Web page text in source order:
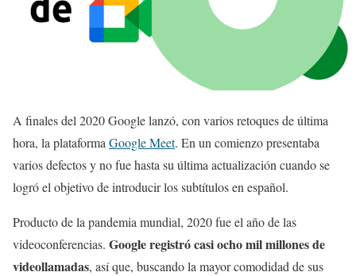
A finales del 2020 Google lanzó, con varios retoques de última
hora, la plataforma Google Meet. En un comienzo presentaba
varios defectos y no fue hasta su última actualización cuando se
logró el objetivo de introducir los subtítulos en español.
Producto de la pandemia mundial, 2020 fue el año de las
videoconferencias. Google registró casi ocho mil millones de
videollamadas, así que, buscando la mayor comodidad de sus